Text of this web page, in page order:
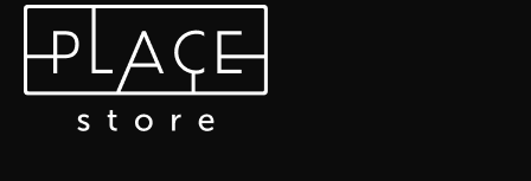
Odebírat newsletter
Vložte svůj e-mail a my vám budeme zasílat informace o
nových produktech na našem e-shopu.